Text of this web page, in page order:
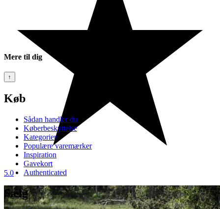
5.0
Mere til dig
↑
Køb
Sådan handler du
Køberbeskyttelse
Kategorier
Populære varemærker
Inspiration
Gavekort
Authenticated
Sælg